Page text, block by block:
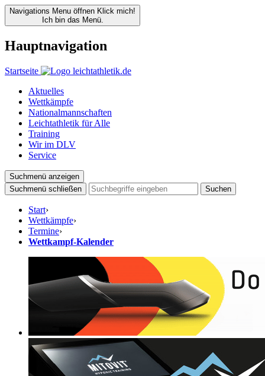
Navigations Menu öffnen Klick mich!
Ich bin das Menü.
Hauptnavigation
Startseite
Aktuelles
Wettkämpfe
Nationalmannschaften
Leichtathletik für Alle
Training
Wir im DLV
Service
Suchmenü anzeigen
Suchmenü schließen
Suchen
Start›
Wettkämpfe›
Termine›
Wettkampf-Kalender